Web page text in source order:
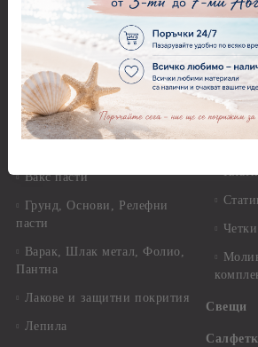
А4 - Itd. Collection - 25-30
гр.
Фина оризова декупажна
хартия Stamperia - 21 х
29.см. - 28гр.
Декупажна хартия - Други
Вакс пасти
Грунд, Основи, Релефни
пасти
Варак, Шлак метал, Фолио,
Пантна
Лакове и защитни покрития
Лепила
Зимни
Свещи